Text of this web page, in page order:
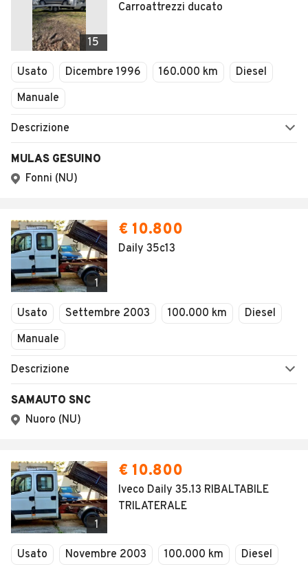
15
Carroattrezzi ducato
Usato Dicembre 1996 160.000 km
Diesel
Manuale
Descrizione
MULAS GESUINO
Fonni (NU)
1
€ 10.800
Daily 35c13
Usato Settembre 2003 100.000 km
Diesel
Manuale
Descrizione
SAMAUTO SNC
Nuoro (NU)
1
€ 10.800
Iveco Daily 35.13 RIBALTABILE
TRILATERALE
Usato Novembre 2003 100.000 km
Diesel